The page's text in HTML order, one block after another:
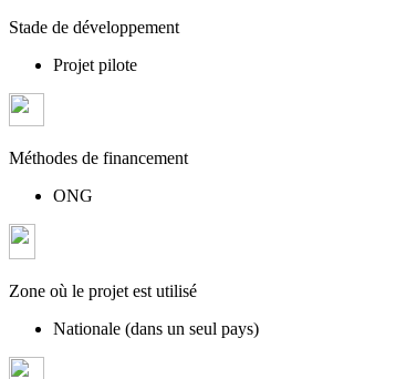
Stade de développement
Projet pilote
Méthodes de financement
ONG
Zone où le projet est utilisé
Nationale (dans un seul pays)